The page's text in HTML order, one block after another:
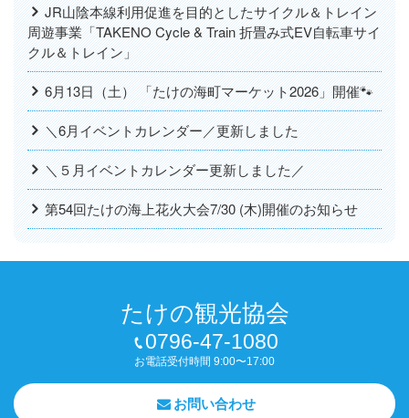
JR山陰本線利用促進を目的としたサイクル＆トレイン
周遊事業「TAKENO Cycle & Train 折畳み式EV自転車サイ
クル＆トレイン」
6月13日（土） 「たけの海町マーケット2026」開催🐾
＼6月イベントカレンダー／更新しました
＼５月イベントカレンダー更新しました／
第54回たけの海上花火大会7/30 (木)開催のお知らせ
たけの観光協会
0796-47-1080
お電話受付時間 9:00〜17:00
お問い合わせ